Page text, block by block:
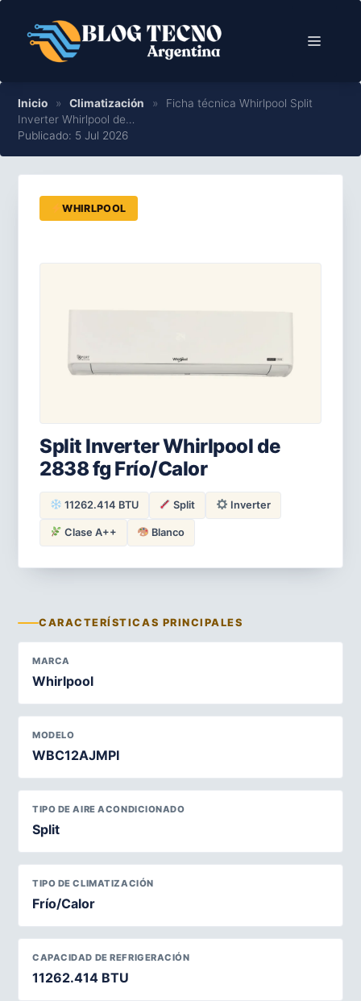
contenido
Menú
Inicio » Climatización »
Ficha técnica Whirlpool Split
Inverter Whirlpool de…
Publicado: 5 Jul 2026
WHIRLPOOL
Split Inverter Whirlpool de
2838 fg Frío/Calor
11262.414 BTU Split Inverter
Clase A++ Blanco
CARACTERÍSTICAS PRINCIPALES
MARCA
Whirlpool
MODELO
WBC12AJMPI
TIPO DE AIRE ACONDICIONADO
Split
TIPO DE CLIMATIZACIÓN
Frío/Calor
CAPACIDAD DE REFRIGERACIÓN
11262.414 BTU